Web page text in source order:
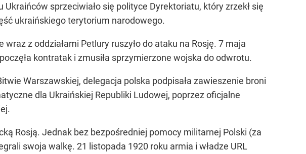
sprzeciwiało się polityce Dyrektoriatu, który zrzekł się
ukraińskiego terytorium narodowego.
z oddziałami Petlury ruszyło do ataku na Rosję. 7 maja
kontratak i zmusiła sprzymierzone wojska do odwrotu.
Warszawskiej, delegacja polska podpisała zawieszenie broni
dla Ukraińskiej Republiki Ludowej, poprzez oficjalne
Rosją. Jednak bez bezpośredniej pomocy militarnej Polski (za
swoja walkę. 21 listopada 1920 roku armia i władze URL